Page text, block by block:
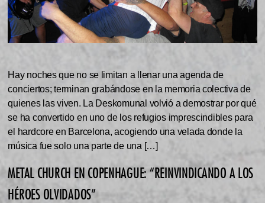
Hay noches que no se limitan a llenar una agenda de
conciertos; terminan grabándose en la memoria colectiva de
quienes las viven. La Deskomunal volvió a demostrar por qué
se ha convertido en uno de los refugios imprescindibles para
el hardcore en Barcelona, acogiendo una velada donde la
música fue solo una parte de una […]
METAL CHURCH EN COPENHAGUE: “REINVINDICANDO A LOS
HÉROES OLVIDADOS”